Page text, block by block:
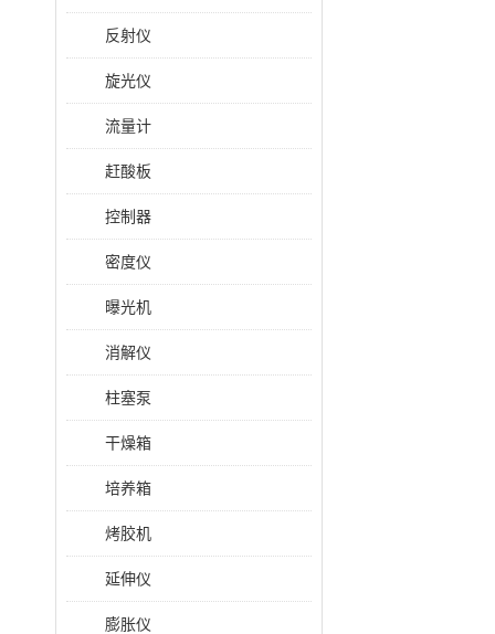
反射仪
旋光仪
流量计
赶酸板
控制器
密度仪
曝光机
消解仪
柱塞泵
干燥箱
培养箱
烤胶机
延伸仪
膨胀仪